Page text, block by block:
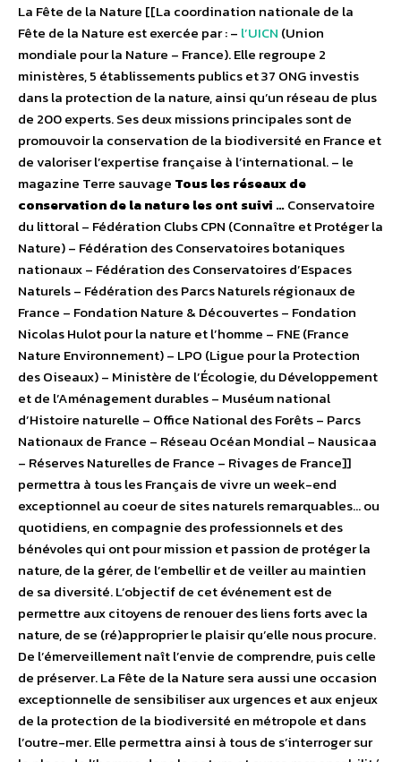
La Fête de la Nature [[La coordination nationale de la
Fête de la Nature est exercée par : – l’UICN (Union
mondiale pour la Nature – France). Elle regroupe 2
ministères, 5 établissements publics et 37 ONG investis
dans la protection de la nature, ainsi qu’un réseau de plus
de 200 experts. Ses deux missions principales sont de
promouvoir la conservation de la biodiversité en France et
de valoriser l’expertise française à l’international. – le
magazine Terre sauvage Tous les réseaux de
conservation de la nature les ont suivi …Conservatoire
du littoral – Fédération Clubs CPN (Connaître et Protéger la
Nature) – Fédération des Conservatoires botaniques
nationaux – Fédération des Conservatoires d’Espaces
Naturels – Fédération des Parcs Naturels régionaux de
France – Fondation Nature & Découvertes – Fondation
Nicolas Hulot pour la nature et l’homme – FNE (France
Nature Environnement) – LPO (Ligue pour la Protection
des Oiseaux) – Ministère de l’Écologie, du Développement
et de l’Aménagement durables – Muséum national
d’Histoire naturelle – Office National des Forêts – Parcs
Nationaux de France – Réseau Océan Mondial – Nausicaa
– Réserves Naturelles de France – Rivages de France]]
permettra à tous les Français de vivre un week-end
exceptionnel au coeur de sites naturels remarquables… ou
quotidiens, en compagnie des professionnels et des
bénévoles qui ont pour mission et passion de protéger la
nature, de la gérer, de l’embellir et de veiller au maintien
de sa diversité. L’objectif de cet événement est de
permettre aux citoyens de renouer des liens forts avec la
nature, de se (ré)approprier le plaisir qu’elle nous procure.
De l’émerveillement naît l’envie de comprendre, puis celle
de préserver. La Fête de la Nature sera aussi une occasion
exceptionnelle de sensibiliser aux urgences et aux enjeux
de la protection de la biodiversité en métropole et dans
l’outre-mer. Elle permettra ainsi à tous de s’interroger sur